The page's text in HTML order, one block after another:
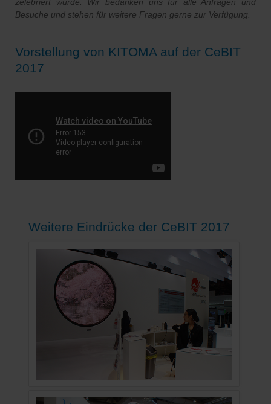
zelebriert wurde. Wir bedanken uns für alle Anfragen und
Besuche und stehen für weitere Fragen gerne zur Verfügung.
Vorstellung von KITOMA auf der CeBIT
2017
Weitere Eindrücke der CeBIT 2017